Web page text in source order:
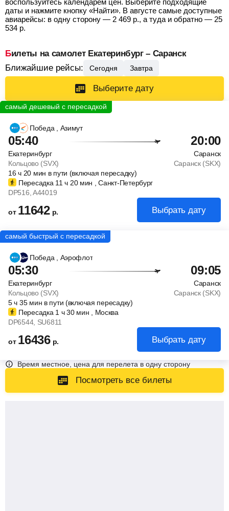
воспользуйтесь календарем цен. Выберите подходящие
даты и нажмите кнопку «Найти». В августе самые доступные
авиарейсы: в одну сторону — 2 469 р., а туда и обратно — 25
534 р.
Билеты на самолет Екатеринбург – Саранск
Ближайшие рейсы:
Сегодня Завтра
Выберите дату
Победа , Азимут
05:40 20:00
Екатеринбург
Саранск
Кольцово (SVX)
Саранск (SKX)
16ч20 мин в пути (включая пересадку)
Пересадка 11ч 20 мин , Санкт-Петербург
DP516 , A44019
от 11642 р. Выбрать дату
Победа , Аэрофлот
05:30 09:05
Екатеринбург
Саранск
Кольцово (SVX)
Саранск (SKX)
5ч 35 мин в пути (включая пересадку)
Пересадка 1 ч30 мин , Москва
DP6544, SU6811
от 16436 р. Выбрать дату
Время местное, цена для перелета в одну сторону
Посмотреть все билеты